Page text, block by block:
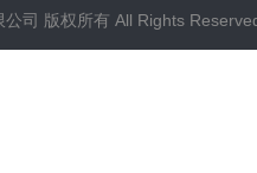
公司 版权所有 All Rights